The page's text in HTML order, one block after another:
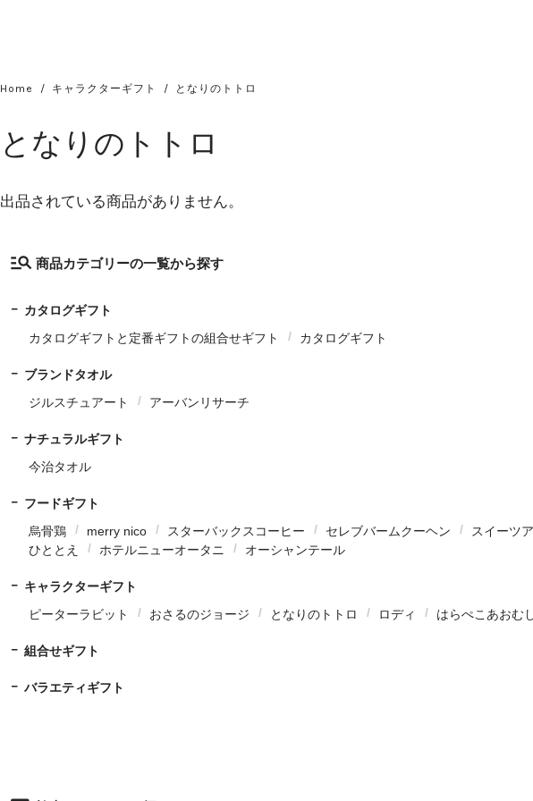
Home キャラクターギフト となりのトトロ
となりのトトロ
出品されている商品がありません。
商品カテゴリーの一覧から探す
カタログギフト
カタログギフトと定番ギフトの組合せギフト
カタログギフト
ブランドタオル
ジルスチュアート
アーバンリサーチ
ナチュラルギフト
今治タオル
フードギフト
烏骨鶏
merry nico スターバックスコーヒー セレブバームクーヘン スイーツ
ひととえ
ホテルニューオータニ オーシャンテール
キャラクターギフト
ピーターラビット
おさるのジョージ となりのトトロ ロディ はらぺこあおむ
組合せギフト
バラエティギフト